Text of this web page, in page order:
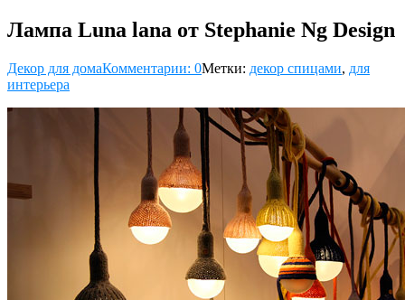
Лампа Luna lana от Stephanie Ng Design
Декор для домаКомментарии: 0Метки: декор спицами, для
интерьера